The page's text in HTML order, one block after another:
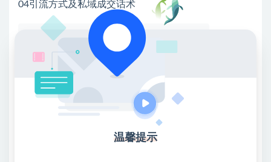
04引流方式及私域成交话术
💖课程资料【免费】领取教程💖
①：点击右上角【 】三个点
②：选择【在浏览器打开】
③：点击右上方【登录】领取
限时活动：注册新用户赠送VIP
温馨提示